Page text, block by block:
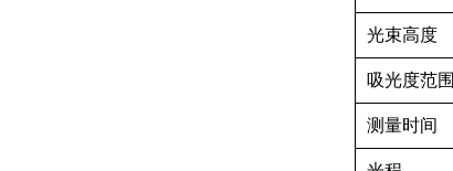
光束高度
吸光度范围
测量时间